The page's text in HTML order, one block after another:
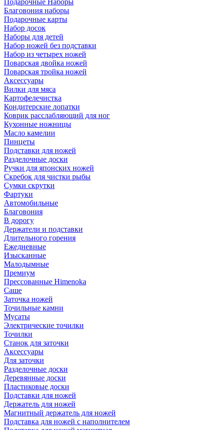
Подарочные Наборы
Благовония наборы
Подарочные карты
Набор досок
Наборы для детей
Набор ножей без подставки
Набор из четырех ножей
Поварская двойка ножей
Поварская тройка ножей
Аксессуары
Вилки для мяса
Картофелечистка
Кондитерские лопатки
Коврик расслабляющий для ног
Кухонные ножницы
Масло камелии
Пинцеты
Подставки для ножей
Разделочные доски
Ручки для японских ножей
Скребок для чистки рыбы
Сумки скрутки
Фартуки
Автомобильные
Благовония
В дорогу
Держатели и подставки
Длительного горения
Ежедневные
Изысканные
Малодымные
Премиум
Прессованные Himenoka
Саше
Заточка ножей
Точильные камни
Мусаты
Электрические точилки
Точилки
Станок для заточки
Аксессуары
Для заточки
Разделочные доски
Деревянные доски
Пластиковые доски
Подставки для ножей
Держатель для ножей
Магнитный держатель для ножей
Подставка для ножей с наполнителем